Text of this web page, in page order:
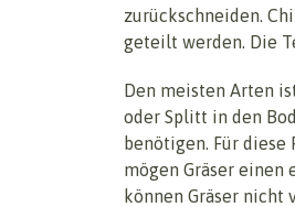
zurückschneiden.
geteilt werden. Die
Den meisten Arten
oder Splitt in den
benötigen. Für diese
mögen Gräser einen
können Gräser